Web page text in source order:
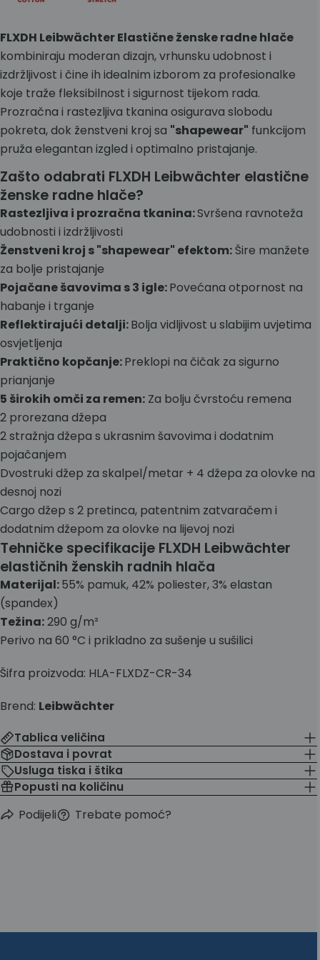
W35
44
XL
W40
48
W42
50
XXL
W45
52
FLXDH Leibwächter Elastične ženske radne hlače
kombiniraju moderan dizajn, vrhunsku udobnost i
izdržljivost i čine ih idealnim izborom za profesionalke
koje traže fleksibilnost i sigurnost tijekom rada.
Prozračna i rastezljiva tkanina osigurava slobodu
pokreta, dok ženstveni kroj sa "shapewear" funkcijom
pruža elegantan izgled i optimalno pristajanje.
Zašto odabrati FLXDH Leibwächter elastične
ženske radne hlače?
Rastezljiva i prozračna tkanina:Svršena ravnoteža
udobnosti i izdržljivosti
Ženstveni kroj s "shapewear" efektom:Šire manžete
za bolje pristajanje
Pojačane šavovima s 3 igle:Povećana otpornost na
habanje i trganje
Reflektirajući detalji:Bolja vidljivost u slabijim uvjetima
osvjetljenja
Praktično kopčanje:Preklopi na čičak za sigurno
prianjanje
5 širokih omči za remen: Za bolju čvrstoću remena
2 prorezana džepa
2 stražnja džepa s ukrasnim šavovima i dodatnim
pojačanjem
Dvostruki džep za skalpel/metar + 4 džepa za olovke na
desnoj nozi
Cargo džep s 2 pretinca, patentnim zatvaračem i
dodatnim džepom za olovke na lijevoj nozi
Tehničke specifikacije FLXDH Leibwächter
elastičnih ženskih radnih hlača
Materijal:55% pamuk, 42% poliester, 3% elastan
(spandex)
Težina:290 g/m²
Perivo na 60 °C i prikladno za sušenje u sušilici
Šifra proizvoda: HLA-FLXDZ-CR-34
Brend: Leibwächter
Tablica veličina
Dostava i povrat
Usluga tiska i štika
Popusti na količinu
Podijeli Trebate pomoć?